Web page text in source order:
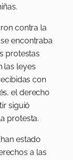
contra la
encontraba
protestas
las leyes
con
el derecho
siguió
protesta.
estado
a las